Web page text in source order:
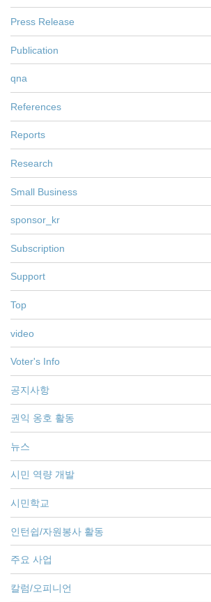
Press Release
Publication
qna
References
Reports
Research
Small Business
sponsor_kr
Subscription
Support
Top
video
Voter's Info
공지사항
권익 옹호 활동
뉴스
시민 역량 개발
시민학교
인턴쉽/자원봉사 활동
주요 사업
칼럼/오피니언